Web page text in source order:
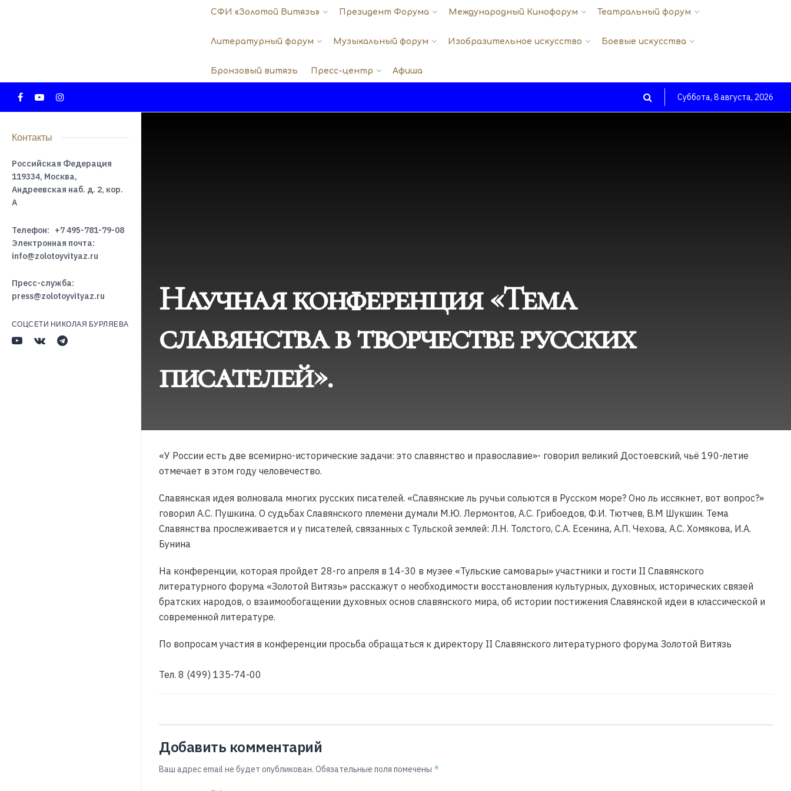
Контакты
Российская Федерация
119334, Москва,
Андреевская наб. д. 2, кор.
А
Телефон: +7 495-781-79-08
Электронная почта:
info@zolotoyvityaz.ru
Пресс-служба:
press@zolotoyvityaz.ru
СОЦСЕТИ НИКОЛАЯ БУРЛЯЕВА
СФИ «Золотой Витязь» Президент Форума Международный Кинофорум Театральный форум
Литературный форум Музыкальный форум Изобразительное искусство Боевые искусства
Бронзовый витязь Пресс-центр Афиша
Суббота, 8 августа, 2026
Научная конференция «Тема
славянства в творчестве русских
писателей».
«У России есть две всемирно-исторические задачи: это славянство и православие»- говорил великий Достоевский, чьё 190-летие
отмечает в этом году человечество.
Славянская идея волновала многих русских писателей. «Славянские ль ручьи сольются в Русском море? Оно ль иссякнет, вот вопрос?»
говорил А.С. Пушкина. О судьбах Славянского племени думали М.Ю. Лермонтов, А.С. Грибоедов, Ф.И. Тютчев, В.М Шукшин. Тема
Славянства прослеживается и у писателей, связанных с Тульской землей: Л.Н. Толстого, С.А. Есенина, А.П. Чехова, А.С. Хомякова, И.А.
Бунина
На конференции, которая пройдет 28-го апреля в 14-30 в музее «Тульские самовары» участники и гости II Славянского
литературного форума «Золотой Витязь» расскажут о необходимости восстановления культурных, духовных, исторических связей
братских народов, о взаимообогащении духовных основ славянского мира, об истории постижения Славянской идеи в классической и
современной литературе.
По вопросам участия в конференции просьба обращаться к директору II Славянского литературного форума Золотой Витязь
Тел. 8 (499) 135-74-00
Добавить комментарий
Ваш адрес email не будет опубликован. Обязательные поля помечены *